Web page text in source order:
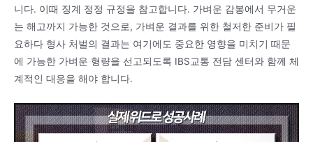
니다. 이때 징계 정정 규정을 참고합니다. 가벼운 감봉에서 무거운
는 해고까지 가능한 것으로, 가벼운 결과를 위한 철저한 준비가 필
요하다 형사 처벌의 결과는 여기에도 중요한 영향을 미치기 때문
에 가능한 가벼운 형량을 선고되도록 IBS교통 전담 센터와 함께 체
계적인 대응을 해야 합니다.